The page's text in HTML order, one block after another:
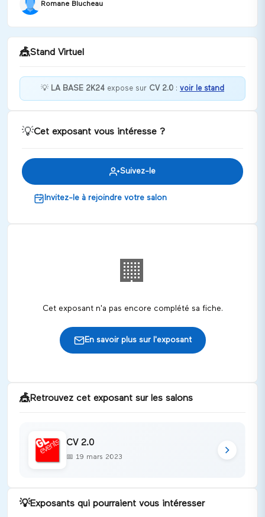
Romane Blucheau
🎪Stand Virtuel
💡 LA BASE 2K24 expose sur CV 2.0 : voir le stand
💡Cet exposant vous intéresse ?
Suivez-le
Invitez-le à rejoindre votre salon
🏢
Cet exposant n'a pas encore complété sa fiche.
En savoir plus sur l'exposant
🎪Retrouvez cet exposant sur les salons
CV 2.0
📅 19 mars 2023
💡Exposants qui pourraient vous intéresser